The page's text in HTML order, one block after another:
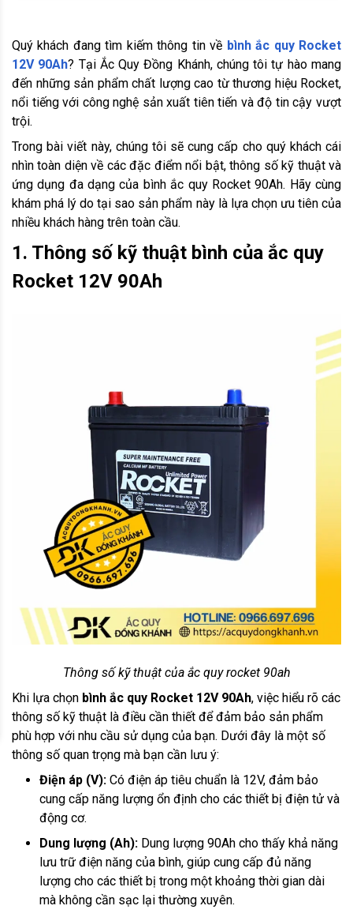
Quý khách đang tìm kiếm thông tin về bình ắc quy Rocket
12V 90Ah? Tại Ắc Quy Đồng Khánh, chúng tôi tự hào mang
đến những sản phẩm chất lượng cao từ thương hiệu Rocket,
nổi tiếng với công nghệ sản xuất tiên tiến và độ tin cậy vượt
trội.
Trong bài viết này, chúng tôi sẽ cung cấp cho quý khách cái
nhìn toàn diện về các đặc điểm nổi bật, thông số kỹ thuật và
ứng dụng đa dạng của bình ắc quy Rocket 90Ah. Hãy cùng
khám phá lý do tại sao sản phẩm này là lựa chọn ưu tiên của
nhiều khách hàng trên toàn cầu.
1. Thông số kỹ thuật bình của ắc quy
Rocket 12V 90Ah
Thông số kỹ thuật của ắc quy rocket 90ah
Khi lựa chọn bình ắc quy Rocket 12V 90Ah, việc hiểu rõ các
thông số kỹ thuật là điều cần thiết để đảm bảo sản phẩm
phù hợp với nhu cầu sử dụng của bạn. Dưới đây là một số
thông số quan trọng mà bạn cần lưu ý:
Điện áp (V): Có điện áp tiêu chuẩn là 12V, đảm bảo
cung cấp năng lượng ổn định cho các thiết bị điện tử và
động cơ.
Dung lượng (Ah): Dung lượng 90Ah cho thấy khả năng
lưu trữ điện năng của bình, giúp cung cấp đủ năng
lượng cho các thiết bị trong một khoảng thời gian dài
mà không cần sạc lại thường xuyên.